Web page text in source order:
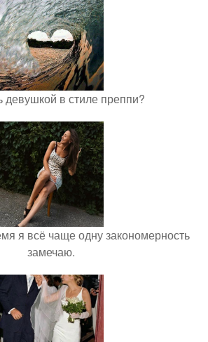
девушкой в стиле преппи?
я всё чаще одну закономерность
замечаю.